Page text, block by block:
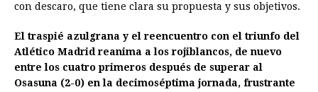
o
o
k
n
g
e
r
A
p
p
d
s
r
e
s
t
d
I
n
i
n
k
con descaro, que tiene clara su propuesta y sus objetivos.
El traspié azulgrana y el reencuentro con el triunfo del
Atlético Madrid reanima a los rojiblancos, de nuevo
entre los cuatro primeros después de superar al
Osasuna (2-0) en la decimoséptima jornada, frustrante